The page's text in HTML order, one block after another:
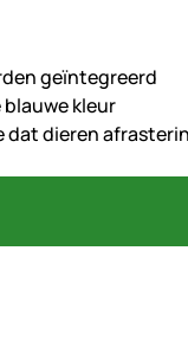
geïntegreerd
kleur
dieren